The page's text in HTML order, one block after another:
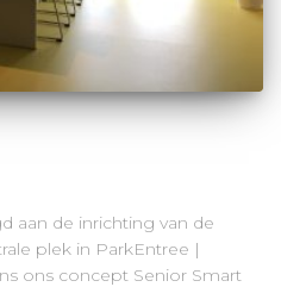
aan de inrichting van de
plek in ParkEntree |
ons concept Senior Smart